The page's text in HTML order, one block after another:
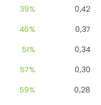
39%
0,42
46%
0,37
51%
0,34
57%
0,30
59% 0,28